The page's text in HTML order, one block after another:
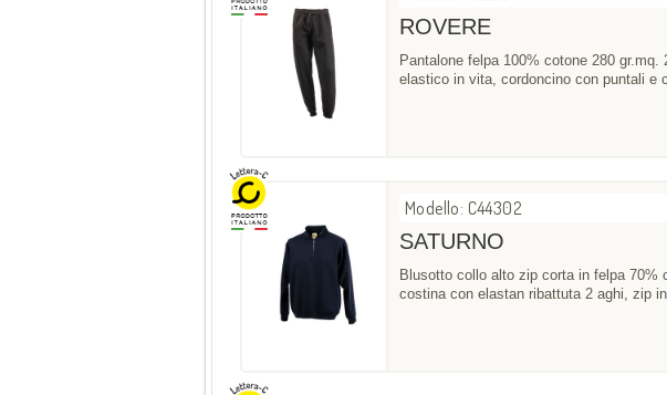
ROVERE
Pantalone felpa 100% cotone 280
elastico in vita, cordoncino con puntali e
Modello: C44302
SATURNO
Blusotto collo alto zip corta in felpa 70%
costina con elastan ribattuta 2 aghi, zip